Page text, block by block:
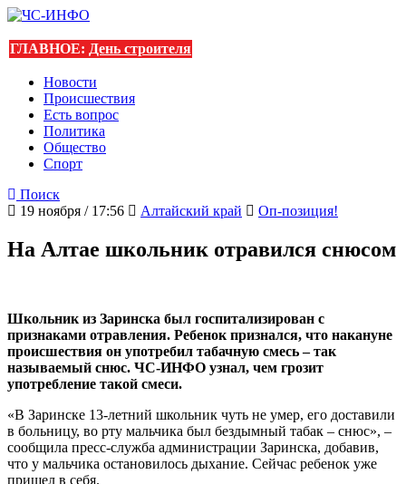
ГЛАВНОЕ: День строителя
Новости
Происшествия
Есть вопрос
Политика
Общество
Спорт
Поиск
19 ноября / 17:56
Алтайский край Оп-позиция!
На Алтае школьник отравился снюсом
Школьник из Заринска был госпитализирован с
признаками отравления. Ребенок признался, что накануне
происшествия он употребил табачную смесь – так
называемый снюс. ЧС-ИНФО узнал, чем грозит
употребление такой смеси.
«В Заринске 13-летний школьник чуть не умер, его доставили
в больницу, во рту мальчика был бездымный табак – снюс», –
сообщила пресс-служба администрации Заринска, добавив,
что у мальчика остановилось дыхание. Сейчас ребенок уже
пришел в себя.